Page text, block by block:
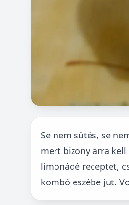
Se nem sütés, se
mert bizony arra
limonádé receptet,
kombó eszébe jut.